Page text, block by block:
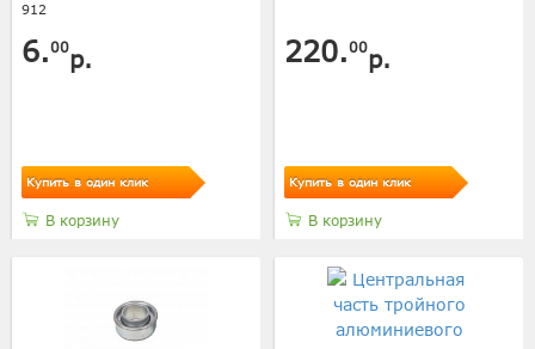
912
6.00р.
Купить в один клик
В корзину
220.00р.
Купить в один клик
В корзину